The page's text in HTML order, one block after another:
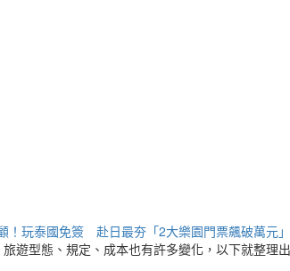
！玩泰國免簽 赴日最夯「2大樂園門票飆破萬元」
遊型態、規定、成本也有許多變化，以下就整理